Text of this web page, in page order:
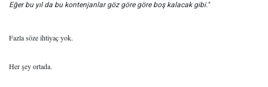
Eğer bu yıl da bu kontenjanlar göz göre göre boş kalacak gibi."
Fazla söze ihtiyaç yok.
Her şey ortada.